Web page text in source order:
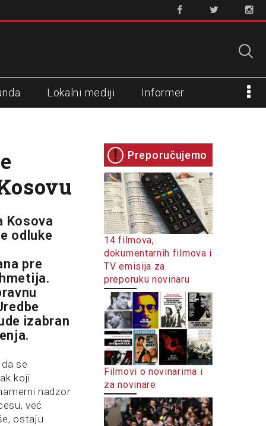
Lokalni mediji Informer
Kosova
odluke
pre
izabran
se
koji
nadzor
već
ostaju
Preporučujemo
14 filmova,
dokumentarnih filmova i
TV emisija za
preporuku novinaru
Filmovi o novinarima i
za novinare